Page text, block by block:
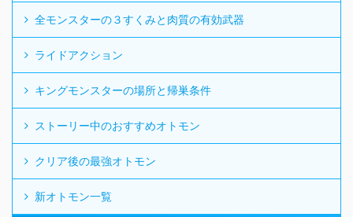
全モンスターの３すくみと肉質の有効武器
ライドアクション
キングモンスターの場所と帰巣条件
ストーリー中のおすすめオトモン
クリア後の最強オトモン
新オトモン一覧